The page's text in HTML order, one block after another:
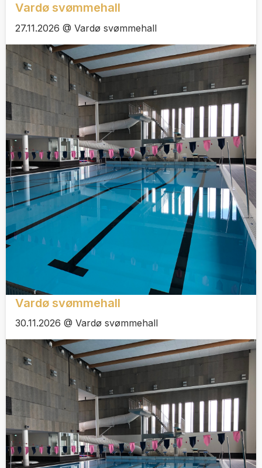
Vardø svømmehall
27.11.2026 @ Vardø svømmehall
Vardø svømmehall
30.11.2026 @ Vardø svømmehall